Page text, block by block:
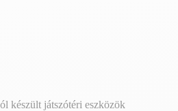
készült játszótéri eszközök